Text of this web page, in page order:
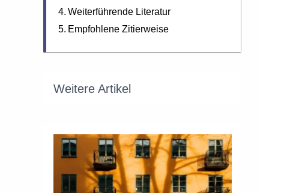
Weiterführende Literatur
Empfohlene Zitierweise
Weitere Artikel